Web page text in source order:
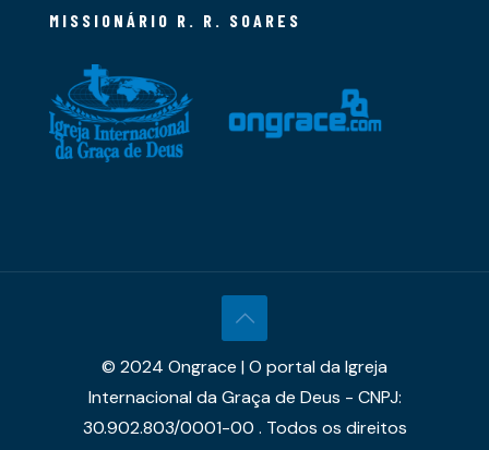
MISSIONÁRIO R. R. SOARES
© 2024 Ongrace | O portal da Igreja
Internacional da Graça de Deus - CNPJ:
30.902.803/0001-00 . Todos os direitos